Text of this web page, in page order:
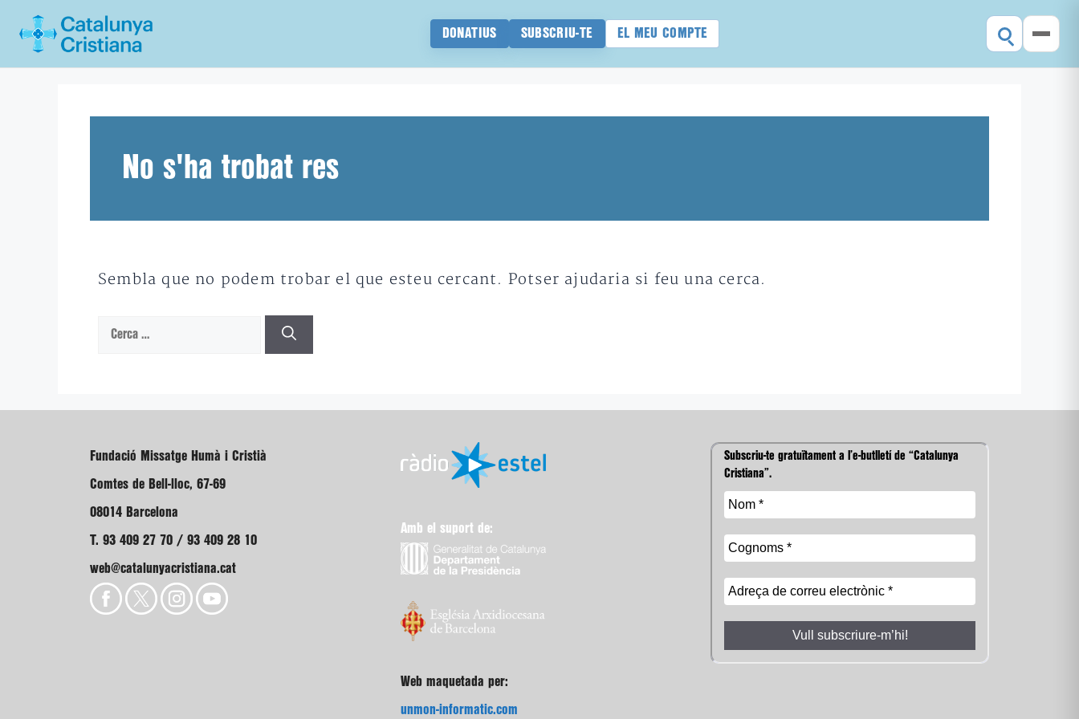
DONATIUS SUBSCRIU-TE EL MEU COMPTE
No s'ha trobat res
Sembla que no podem trobar el que esteu cercant. Potser ajudaria si feu una cerca.
Cerca:
Fundació Missatge Humà i Cristià
Comtes de Bell-lloc, 67-69
08014 Barcelona
T. 93 409 27 70 / 93 409 28 10
web@catalunyacristiana.cat
Amb el suport de:
Web maquetada per:
unmon-informatic.com
Subscriu-te gratuïtament a l’e-butlletí de “Catalunya
Cristiana”.